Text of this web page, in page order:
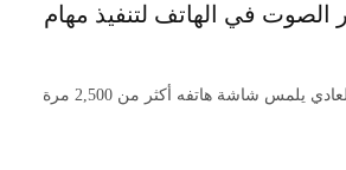
الصوت في الهاتف لتنفيذ مهام
هل تعلم أن المستخدم العادي يلمس شاشة هاتفه أكثر من 2,500 مرة